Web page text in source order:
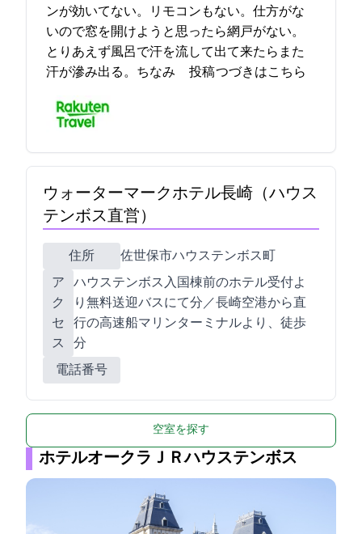
ンが効いてない。リモコンもない。仕方がな
いので窓を開けようと思ったら網戸がない。
とりあえず風呂で汗を流して出て来たらまた
汗が滲み出る。ちなみ… 2023-05-27 21:44:21投稿つづきはこちら
ウォーターマークホテル長崎（ハウス
テンボス直営）
住所
佐世保市ハウステンボス町7-9
ア
ク
セ
ス
ハウステンボス入国棟前のホテル受付よ
り“無料”送迎バスにて9分／長崎空港から直
行の高速船マリンターミナルより、徒歩3
分
電話番号
空室を探す
ホテルオークラＪＲハウステンボス